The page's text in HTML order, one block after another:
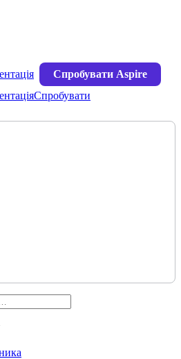
Спробувати Aspire
Спробувати